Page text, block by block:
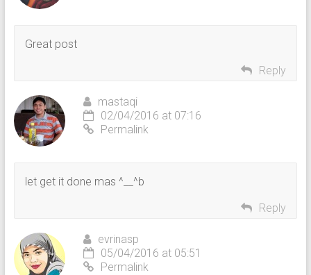
Great post
Reply
mastaqi
02/04/2016 at 07:16
Permalink
let get it done mas ^__^b
Reply
evrinasp
05/04/2016 at 05:51
Permalink